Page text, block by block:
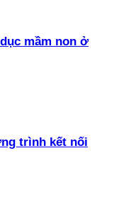
mầm non ở
trình kết nối